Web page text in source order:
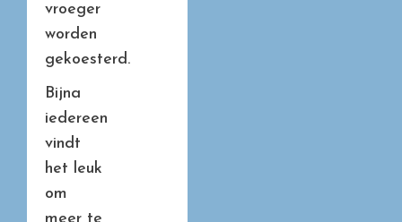
vroeger
worden
gekoesterd.
Bijna
iedereen
vindt
het leuk
om